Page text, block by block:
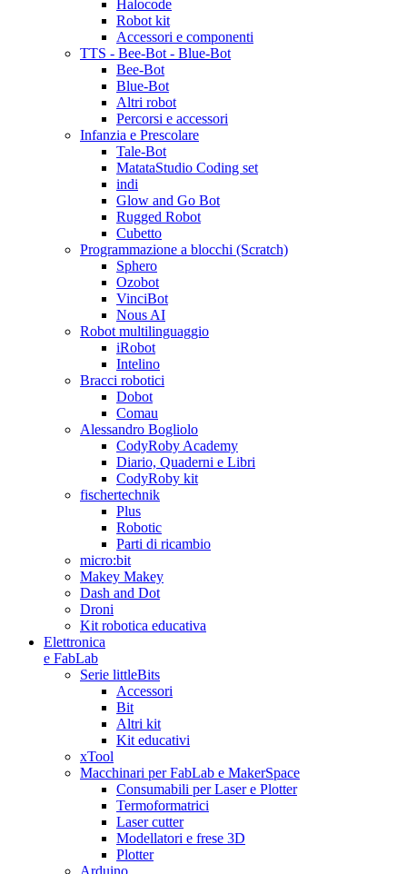
Halocode
Robot kit
Accessori e componenti
TTS - Bee-Bot - Blue-Bot
Bee-Bot
Blue-Bot
Altri robot
Percorsi e accessori
Infanzia e Prescolare
Tale-Bot
MatataStudio Coding set
indi
Glow and Go Bot
Rugged Robot
Cubetto
Programmazione a blocchi (Scratch)
Sphero
Ozobot
VinciBot
Nous AI
Robot multilinguaggio
iRobot
Intelino
Bracci robotici
Dobot
Comau
Alessandro Bogliolo
CodyRoby Academy
Diario, Quaderni e Libri
CodyRoby kit
fischertechnik
Plus
Robotic
Parti di ricambio
micro:bit
Makey Makey
Dash and Dot
Droni
Kit robotica educativa
Elettronica
e FabLab
Serie littleBits
Accessori
Bit
Altri kit
Kit educativi
xTool
Macchinari per FabLab e MakerSpace
Consumabili per Laser e Plotter
Termoformatrici
Laser cutter
Modellatori e frese 3D
Plotter
Arduino